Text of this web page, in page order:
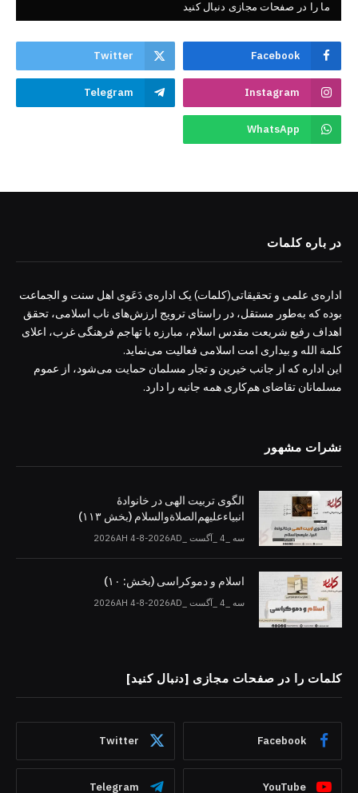
ما را در صفحات مجازی دنبال کنید
Facebook
Twitter
Instagram
Telegram
WhatsApp
در باره کلمات
اداره‌ی علمی و تحقیقاتی(کلمات) یک اداره‌ی دَعَوی اهل سنت و الجماعت
بوده که به‌طور مستقل، در راستای ترویج ارزش‌های ناب اسلامی، تحقق
اهداف رفیع شریعت مقدس اسلام، مبارزه با تهاجم فرهنگی غرب، اعلای
کلمة الله و بیداری امت اسلامی فعالیت می‌نماید.
این اداره که از جانب خیرین و تجار مسلمان حمایت می‌شود، از عموم
مسلمانان تقاضای هم‌کاری همه جانبه را دارد.
نشرات مشهور
الگوی تربیت الهی در خانوادۀ
انبیاءعلیهم‌الصلاةو‌السلام (بخش ۱۱۳)
سه _4 _آگست _2026AH 4-8-2026AD
اسلام و دموکراسی (بخش: ۱۰)
سه _4 _آگست _2026AH 4-8-2026AD
کلمات را در صفحات مجازی [دنبال کنید]
Facebook
Twitter
YouTube
Telegram